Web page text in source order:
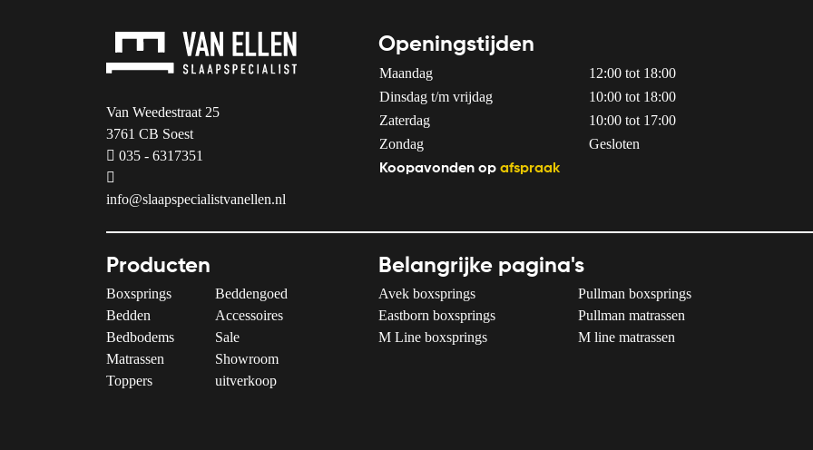
Van Weedestraat 25
3761 CB Soest
035 - 6317351
info@slaapspecialistvanellen.nl
Openingstijden
Maandag
12:00 tot 18:00
Dinsdag t/m vrijdag
10:00 tot 18:00
Zaterdag
10:00 tot 17:00
Zondag
Gesloten
Koopavonden op afspraak
Producten
Boxsprings
Bedden
Bedbodems
Matrassen
Toppers
Beddengoed
Accessoires
Sale
Showroom
uitverkoop
Belangrijke pagina's
Avek boxsprings
Eastborn boxsprings
M Line boxsprings
Pullman boxsprings
Pullman matrassen
M line matrassen